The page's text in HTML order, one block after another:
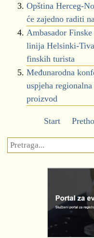
Opština Herceg-
će zajedno raditi
Ambasador
linija Helsinki-
finskih turista
Međunarodna
uspjeha
proizvod
Start